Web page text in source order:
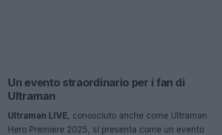
Un evento straordinario per i fan di
Ultraman
Ultraman LIVE, conosciuto anche come Ultraman
Hero Premiere 2025, si presenta come un evento